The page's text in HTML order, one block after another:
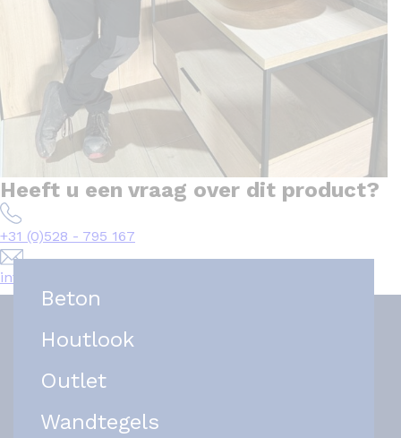
Heeft u een vraag over dit product?
+31 (0)528 - 795 167
info@het-tegelplein.nl
Beton
Houtlook
Outlet
Wandtegels